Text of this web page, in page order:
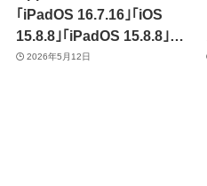
｢iPadOS 16.7.16｣｢iOS
15.8.8｣｢iPadOS 15.8.8｣を
一部の旧モデル向けにリリ
2026年5月12日